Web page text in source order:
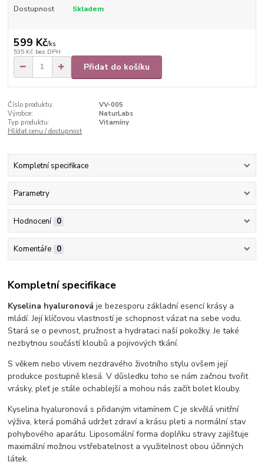
Dostupnost Skladem
599 Kč/ks
535 Kč bez DPH
Přidat do košíku
Číslo produktu:
VV-005
Výrobce:
NaturLabs
Typ produktu:
Vitamíny
Hlídat cenu / dostupnost
Kompletní specifikace
Parametry
Hodnocení 0
Komentáře 0
Kompletní specifikace
Kyselina hyaluronová je bezesporu základní esencí krásy a
mládí. Její klíčovou vlastností je schopnost vázat na sebe vodu.
Stará se o pevnost, pružnost a hydrataci naší pokožky. Je také
nezbytnou součástí kloubů a pojivových tkání.
S věkem nebo vlivem nezdravého životního stylu ovšem její
produkce postupně klesá. V důsledku toho se nám začnou tvořit
vrásky, pleť je stále ochablejší a mohou nás začít bolet klouby.
Kyselina hyaluronová s přidaným vitamínem C je skvělá vnitřní
výživa, která pomáhá udržet zdraví a krásu pleti a normální stav
pohybového aparátu. Liposomální forma doplňku stravy zajišťuje
maximální možnou vstřebatelnost a využitelnost obou účinných
látek.